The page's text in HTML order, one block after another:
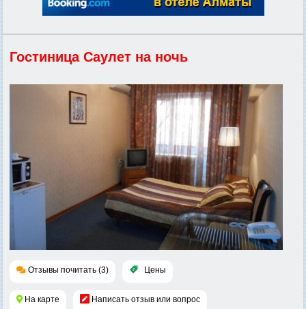
Гостиница Саулет на ночь
Отзывы почитать (3) Цены
На карте Написать отзыв или вопрос